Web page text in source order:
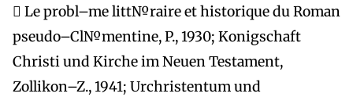
 Le probl–me litt№raire et historique du Roman
pseudo–Cl№mentine, P., 1930; Konigschaft
Christi und Kirche im Neuen Testament,
Zollikon–Z., 1941; Urchristentum und